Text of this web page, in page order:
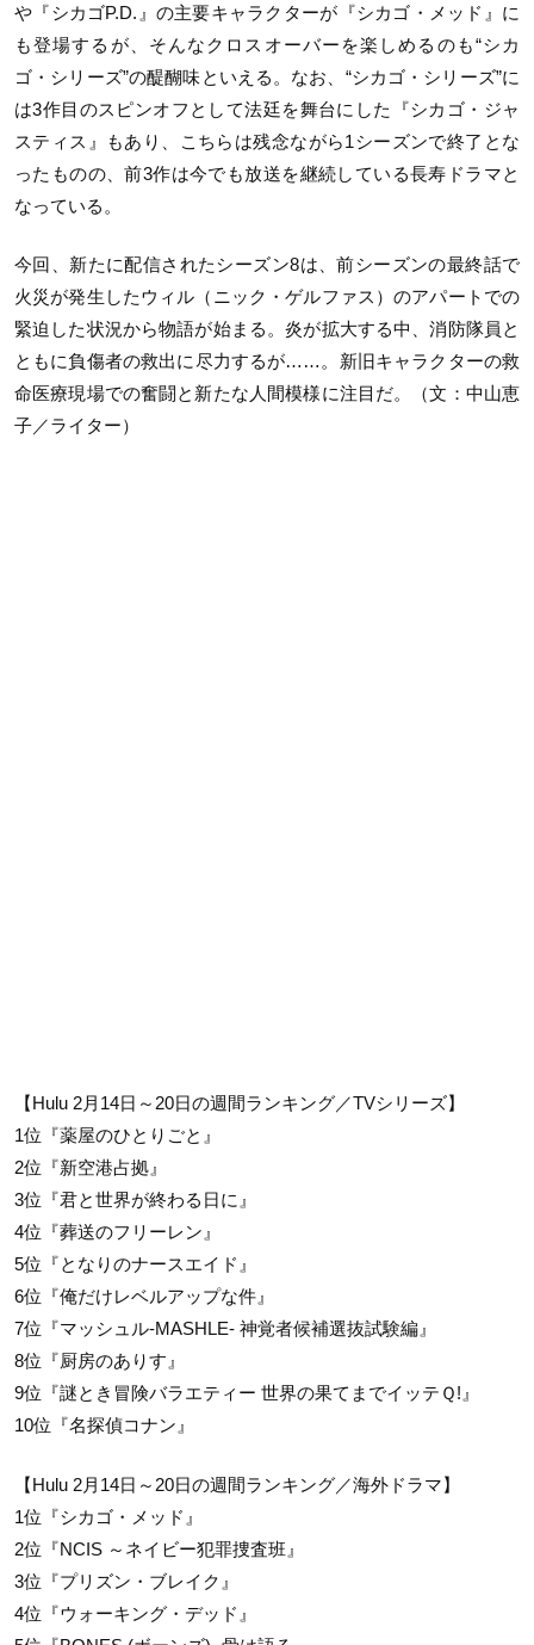
や『シカゴP.D.』の主要キャラクターが『シカゴ・メッド』に
も登場するが、そんなクロスオーバーを楽しめるのも“シカ
ゴ・シリーズ”の醍醐味といえる。なお、“シカゴ・シリーズ”に
は3作目のスピンオフとして法廷を舞台にした『シカゴ・ジャ
スティス』もあり、こちらは残念ながら1シーズンで終了とな
ったものの、前3作は今でも放送を継続している長寿ドラマと
なっている。
今回、新たに配信されたシーズン8は、前シーズンの最終話で
火災が発生したウィル（ニック・ゲルファス）のアパートでの
緊迫した状況から物語が始まる。炎が拡大する中、消防隊員と
ともに負傷者の救出に尽力するが……。新旧キャラクターの救
命医療現場での奮闘と新たな人間模様に注目だ。（文：中山恵
子／ライター）
【Hulu 2月14日～20日の週間ランキング／TVシリーズ】
1位『薬屋のひとりごと』
2位『新空港占拠』
3位『君と世界が終わる日に』
4位『葬送のフリーレン』
5位『となりのナースエイド』
6位『俺だけレベルアップな件』
7位『マッシュル-MASHLE- 神覚者候補選抜試験編』
8位『厨房のありす』
9位『謎とき冒険バラエティー 世界の果てまでイッテＱ!』
10位『名探偵コナン』
【Hulu 2月14日～20日の週間ランキング／海外ドラマ】
1位『シカゴ・メッド』
2位『NCIS ～ネイビー犯罪捜査班』
3位『プリズン・ブレイク』
4位『ウォーキング・デッド』